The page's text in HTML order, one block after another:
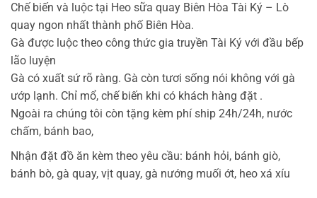
Chế biến và luộc tại Heo sữa quay Biên Hòa Tài Ký – Lò
quay ngon nhất thành phố Biên Hòa.
Gà được luộc theo công thức gia truyền Tài Ký với đầu bếp
lão luyện
Gà có xuất sứ rõ ràng. Gà còn tươi sống nói không với gà
ướp lạnh. Chỉ mổ, chế biến khi có khách hàng đặt .
Ngoài ra chúng tôi còn tặng kèm phí ship 24h/24h, nước
chấm, bánh bao,
Nhận đặt đồ ăn kèm theo yêu cầu: bánh hỏi, bánh giò,
bánh bò, gà quay, vịt quay, gà nướng muối ớt, heo xá xíu